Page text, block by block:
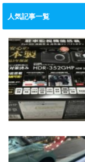
人気記事一覧